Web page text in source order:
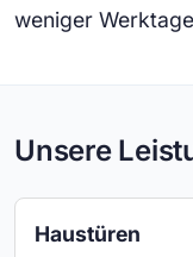
weniger
Unsere
Haustüren